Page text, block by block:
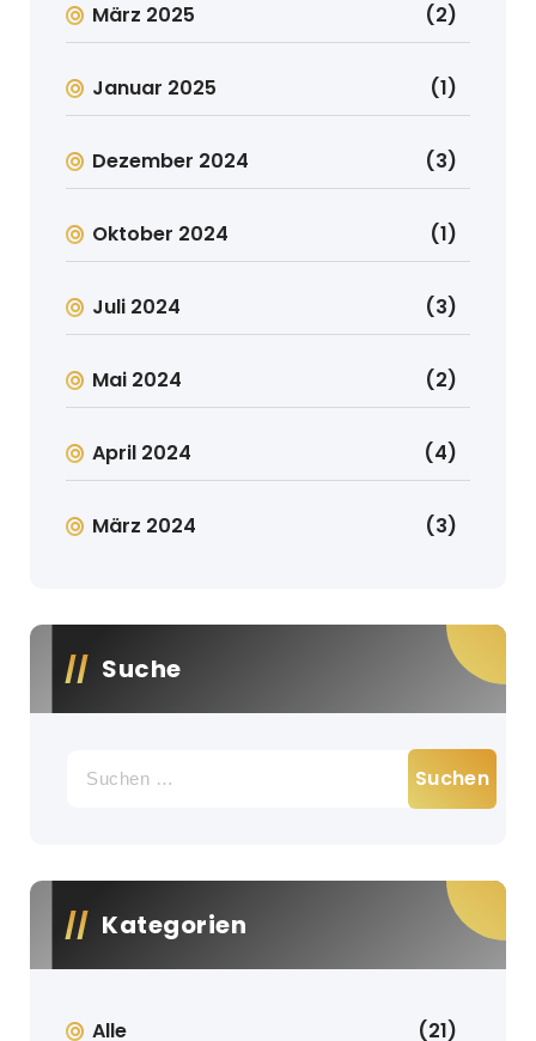
März 2025 (2)
Januar 2025 (1)
Dezember 2024 (3)
Oktober 2024 (1)
Juli 2024 (3)
Mai 2024 (2)
April 2024 (4)
März 2024 (3)
Suche
nach:
Kategorien
Alle (21)